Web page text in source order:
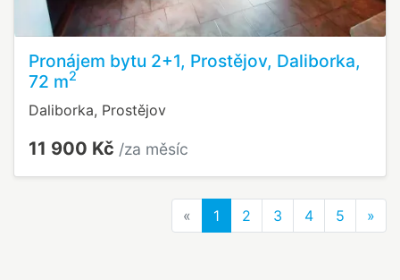
Pronájem bytu 2+1, Prostějov, Daliborka,
72 m2
Daliborka, Prostějov
11 900 Kč /za měsíc
« Previous
1 2 3 4 5 »